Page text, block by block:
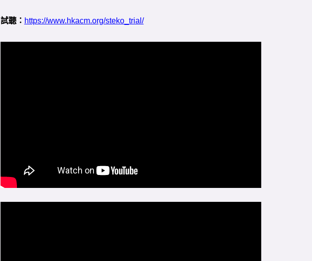
試聽： https://www.hkacm.org/steko_trial/